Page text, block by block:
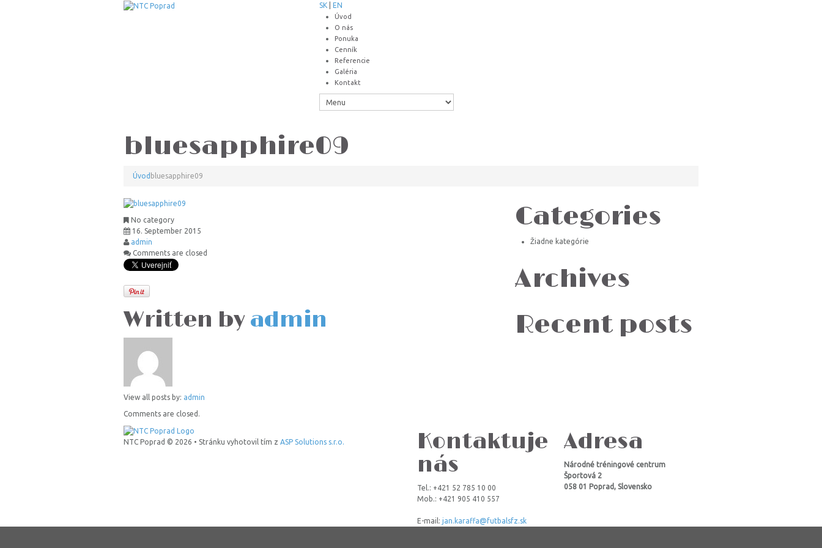
SK EN
Úvod
O nás
Ponuka
Cenník
Referencie
Galéria
Kontakt
bluesapphire09
Úvod bluesapphire09
No category
16. September 2015
admin
Comments are closed
Written by admin
View all posts by: admin
Comments are closed.
Categories
Žiadne kategórie
Archives
Recent posts
NTC Poprad © 2026 • Stránku vyhotovil tím z ASP Solutions s.r.o.
Kontaktuje
nás
Tel.: +421 52 785 10 00
Mob.: +421 905 410 557
E-mail: jan.karaffa@futbalsfz.sk
Adresa
Národné tréningové centrum
Športová 2
058 01 Poprad, Slovensko